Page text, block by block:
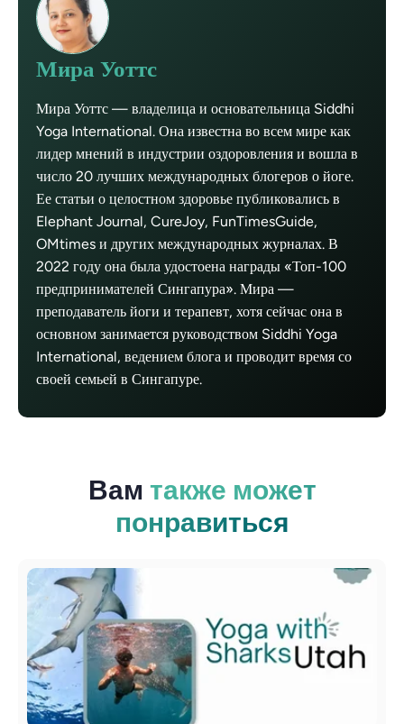
Мира Уоттс
Мира Уоттс — владелица и основательница Siddhi
Yoga International. Она известна во всем мире как
лидер мнений в индустрии оздоровления и вошла в
число 20 лучших международных блогеров о йоге.
Ее статьи о целостном здоровье публиковались в
Elephant Journal, CureJoy, FunTimesGuide,
OMtimes и других международных журналах. В
2022 году она была удостоена награды «Топ-100
предпринимателей Сингапура». Мира —
преподаватель йоги и терапевт, хотя сейчас она в
основном занимается руководством Siddhi Yoga
International, ведением блога и проводит время со
своей семьей в Сингапуре.
Вам также может
понравиться